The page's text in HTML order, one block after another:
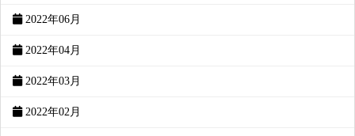
2022年06月
2022年04月
2022年03月
2022年02月